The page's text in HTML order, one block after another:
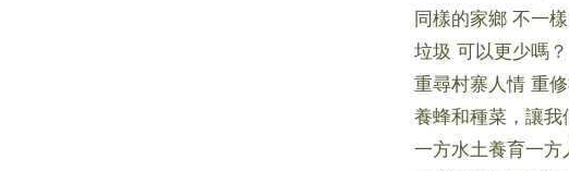
同樣的家鄉 不一
垃圾 可以更少嗎？
重尋村寨人情 重
養蜂和種菜，讓我
一方水土養育一方